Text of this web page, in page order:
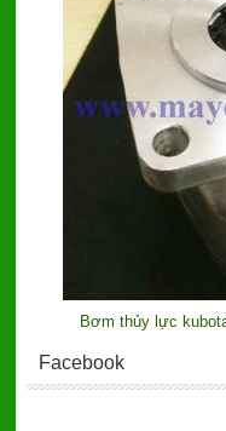
Bơm thủy lực
Facebook